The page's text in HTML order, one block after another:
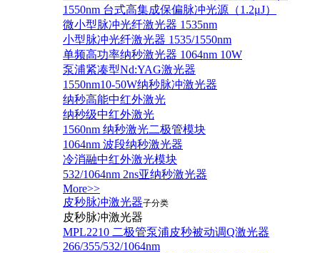
1550nm 台式高集成保偏脉冲光源（1.2μJ）
微小型脉冲光纤激光器 1535nm
小型脉冲光纤激光器 1535/1550nm
单频高功率纳秒激光器 1064nm 10W
泵浦紧凑型Nd:YAG激光器
1550nm10-50W纳秒脉冲激光器
纳秒高能中红外激光
纳秒级中红外激光
1560nm 纳秒激光二极管模块
1064nm 波段纳秒激光器
冷消融中红外激光模块
532/1064nm 2ns亚纳秒激光器
More>>
皮秒脉冲激光器子分类
皮秒脉冲激光器
​MPL2210 二极管泵浦皮秒被动调Q激光器
266/355/532/1064nm